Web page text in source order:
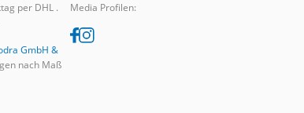
per DHL .
GmbH &
nach Maß
Media Profilen: